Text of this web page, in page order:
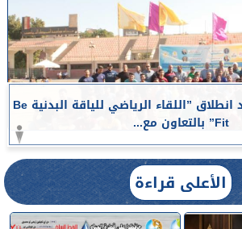
جامعة أسيوط تشهد انطلاق ”اللقاء الرياضي للياقة البدنية Be
Fit” بالتعاون مع...
الأعلى قراءة